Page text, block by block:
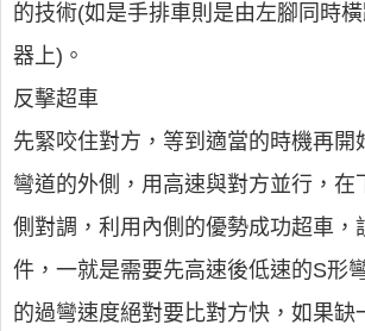
的技術(如是手排車則是由左腳同時
器上)。
反擊超車
先緊咬住對方，等到適當的時機再開
彎道的外側，用高速與對方並行，在
側對調，利用內側的優勢成功超車，
件，一就是需要先高速後低速的S形
的過彎速度絕對要比對方快，如果缺